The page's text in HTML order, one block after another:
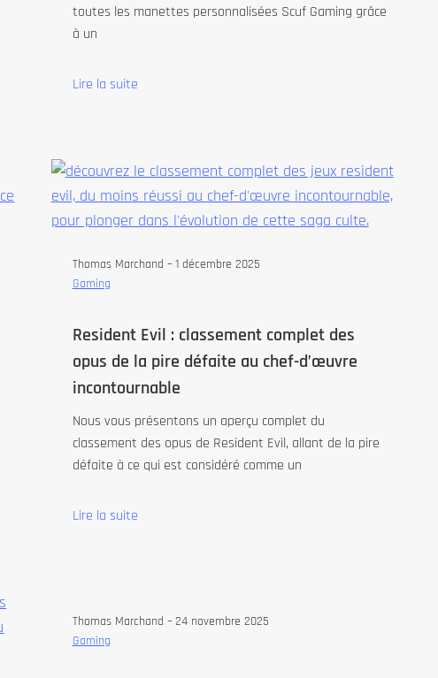
toutes les manettes personnalisées Scuf Gaming grâce
à un
Lire la suite
Thomas Marchand – 1 décembre 2025
Gaming
Resident Evil : classement complet des
opus de la pire défaite au chef-d’œuvre
incontournable
Nous vous présentons un aperçu complet du
classement des opus de Resident Evil, allant de la pire
défaite à ce qui est considéré comme un
Lire la suite
Thomas Marchand – 24 novembre 2025
Gaming